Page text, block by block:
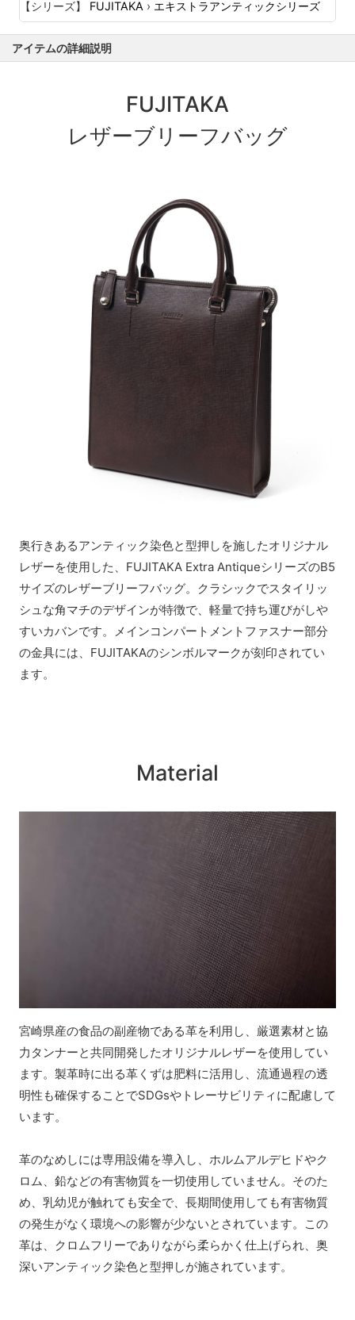
【シリーズ】 FUJITAKA › エキストラアンティックシリーズ
アイテムの詳細説明
FUJITAKA
レザーブリーフバッグ
奥行きあるアンティック染色と型押しを施したオリジナル
レザーを使用した、FUJITAKA Extra AntiqueシリーズのB5
サイズのレザーブリーフバッグ。クラシックでスタイリッ
シュな角マチのデザインが特徴で、軽量で持ち運びがしや
すいカバンです。メインコンパートメントファスナー部分
の金具には、FUJITAKAのシンボルマークが刻印されてい
ます。
Material
宮崎県産の食品の副産物である革を利用し、厳選素材と協
力タンナーと共同開発したオリジナルレザーを使用してい
ます。製革時に出る革くずは肥料に活用し、流通過程の透
明性も確保することでSDGsやトレーサビリティに配慮して
います。
革のなめしには専用設備を導入し、ホルムアルデヒドやク
ロム、鉛などの有害物質を一切使用していません。そのた
め、乳幼児が触れても安全で、長期間使用しても有害物質
の発生がなく環境への影響が少ないとされています。この
革は、クロムフリーでありながら柔らかく仕上げられ、奥
深いアンティック染色と型押しが施されています。